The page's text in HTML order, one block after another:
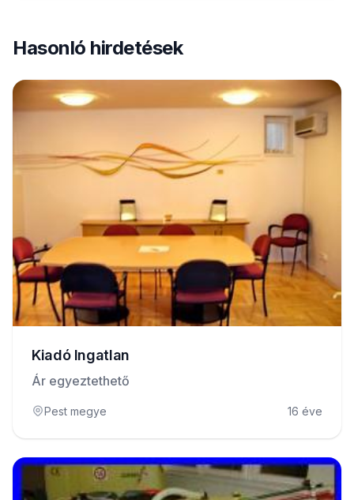
Hasonló hirdetések
Kiadó Ingatlan
Ár egyeztethető
Pest megye 16 éve